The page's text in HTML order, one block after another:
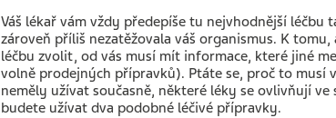
Váš lékař vám vždy předepíše tu nejvhodnější
zároveň příliš nezatěžovala váš organismus. K
léčbu zvolit, od vás musí mít informace, které jiné
volně prodejných přípravků). Ptáte se, proč to musí
neměly užívat současně, některé léky se ovlivňují
budete užívat dva podobné léčivé přípravky.